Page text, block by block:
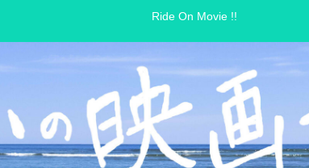
Ride On Movie !!